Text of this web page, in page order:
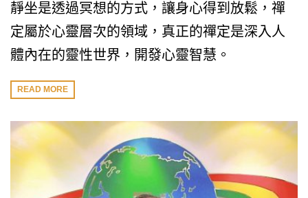
靜坐是透過冥想的方式，讓身心得到放鬆，禪
定屬於心靈層次的領域，真正的禪定是深入人
體內在的靈性世界，開發心靈智慧。
READ MORE